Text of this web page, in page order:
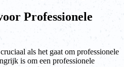
Professionele
als het gaat om professionele
is om een professionele